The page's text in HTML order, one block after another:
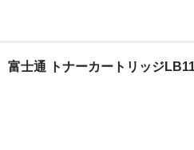
HOME
富士通 トナーカートリッジ